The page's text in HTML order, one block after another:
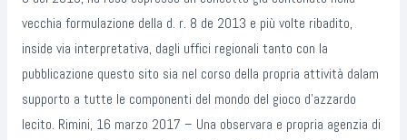
vecchia formulazione della d. r. 8 de 2013 e più volte ribadito,
inside via interpretativa, dagli uffici regionali tanto con la
pubblicazione questo sito sia nel corso della propria attività dalam
supporto a tutte le componenti del mondo del gioco d’azzardo
lecito. Rimini, 16 marzo 2017 – Una observara e propria agenzia di